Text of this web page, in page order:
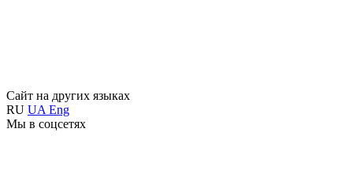
Сайт на других языках
RU UA Eng
Мы в соцсетях